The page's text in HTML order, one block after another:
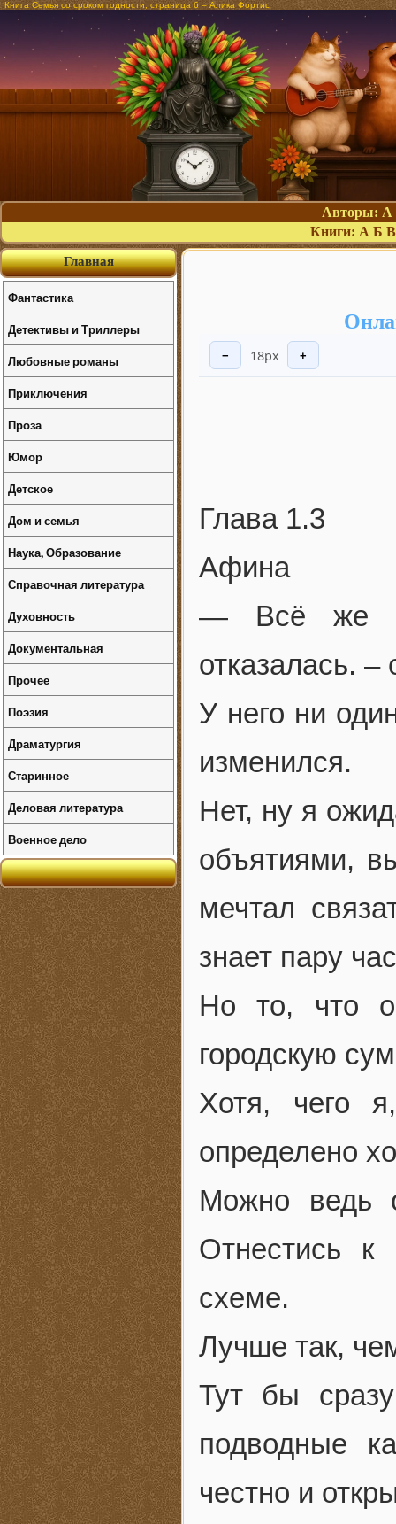
Книга Семья со сроком годности, страница 6 – Алика Фортис
Авторы: А
Книги: А Б В
− 18px +
Глава 1.3
Афина
— Всё же
отказалась. –
У него ни
изменился.
Нет, ну я
объятиями,
мечтал
знает пару
Но то, что
городскую
Хотя, чего
определено
Можно ведь
Отнестись
схеме.
Лучше так,
Тут бы
подводные
честно и
Главная
Фантастика
Детективы и Триллеры
Любовные романы
Приключения
Проза
Юмор
Детское
Дом и семья
Наука, Образование
Справочная литература
Духовность
Документальная
Прочее
Поэзия
Драматургия
Старинное
Деловая литература
Военное дело